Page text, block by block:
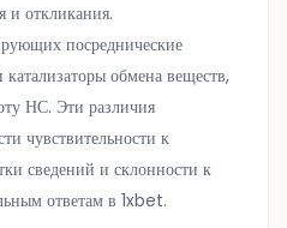
и откликания.
посреднические
обмена веществ,
НС. Эти различия
чувствительности к
сведений и склонности к
ответам в 1xbet.